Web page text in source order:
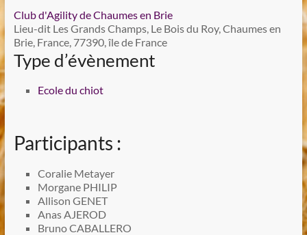
Club d'Agility de Chaumes en Brie
Lieu-dit Les Grands Champs, Le Bois du Roy, Chaumes en
Brie, France, 77390, île de France
Type d’évènement
Ecole du chiot
Participants :
Coralie Metayer
Morgane PHILIP
Allison GENET
Anas AJEROD
Bruno CABALLERO